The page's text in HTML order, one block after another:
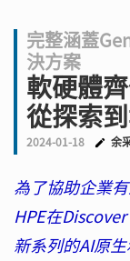
完整涵蓋
決方案
軟硬體
從探索
2024-01-18 余
為了協助企業
HPE在
新系列的AI原